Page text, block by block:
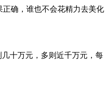
确，谁也不会花精力去美化
十万元，多则近千万元，每